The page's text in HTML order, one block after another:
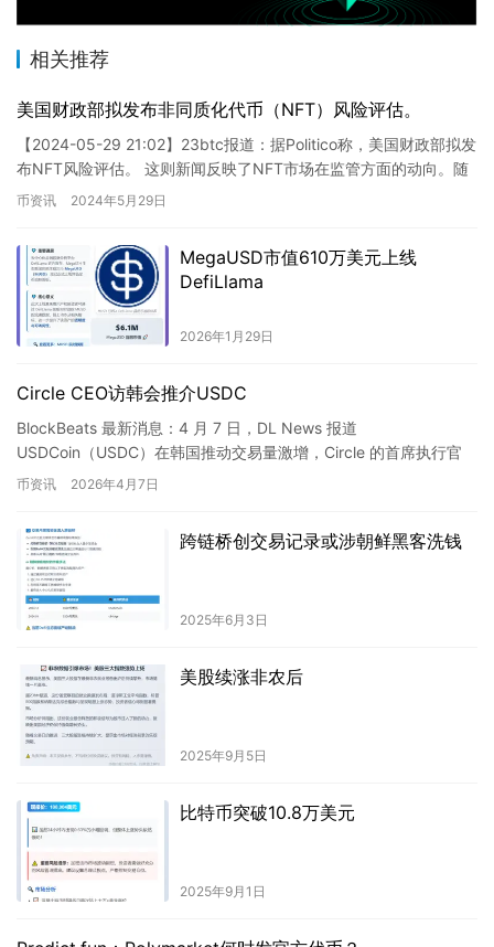
相关推荐
美国财政部拟发布非同质化代币（NFT）风险评估。
【2024-05-29 21:02】23btc报道：据Politico称，美国财政部拟发
布NFT风险评估。 这则新闻反映了NFT市场在监管方面的动向。随
着NFT市场的迅速发展，政府…
币资讯 2024年5月29日
MegaUSD市值610万美元上线
DefiLlama
2026年1月29日
Circle CEO访韩会推介USDC
BlockBeats 最新消息：4 月 7 日，DL News 报道
USDCoin（USDC）在韩国推动交易量激增，Circle 的首席执行官
Jeremiah Allaire …
币资讯 2026年4月7日
跨链桥创交易记录或涉朝鲜黑客洗钱
2025年6月3日
美股续涨非农后
2025年9月5日
比特币突破10.8万美元
2025年9月1日